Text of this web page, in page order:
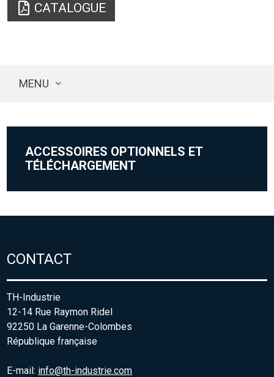
CATALOGUE
MENU
ACCESSOIRES OPTIONNELS ET
TÉLÉCHARGEMENT
CONTACT
TH-Industrie
12-14 Rue Raymon Ridel
92250 La Garenne-Colombes
République française
E-mail: info@th-industrie.com